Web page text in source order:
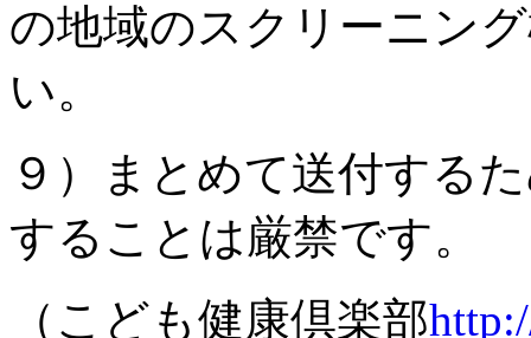
の地域のスクリーニン
い。
９）まとめて送付する
することは厳禁です。
（こども健康倶楽部